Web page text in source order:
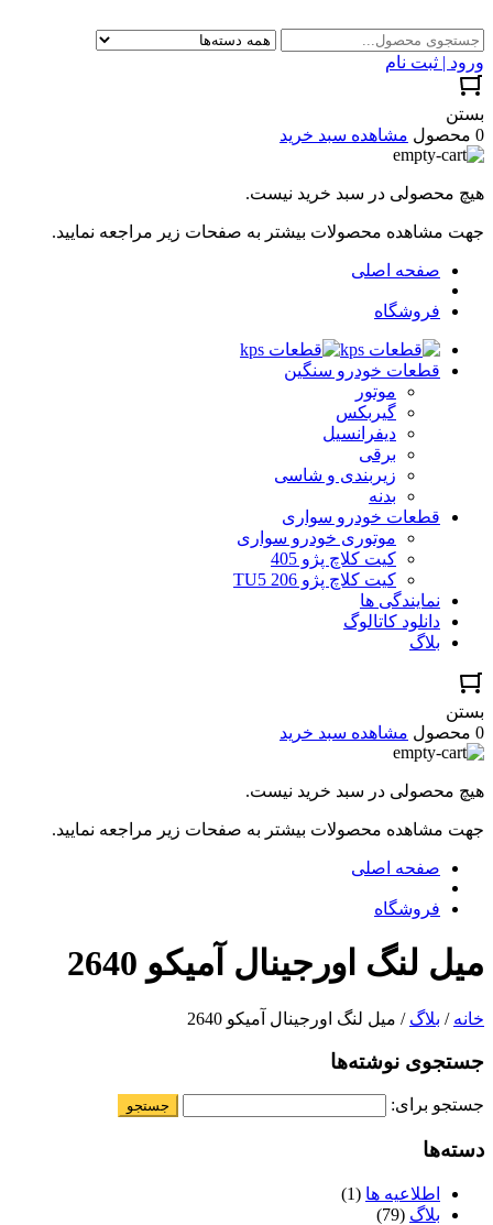
ورود | ثبت نام
بستن
0 محصول
مشاهده سبد خرید
هیچ محصولی در سبد خرید نیست.
جهت مشاهده محصولات بیشتر به صفحات زیر مراجعه نمایید.
صفحه اصلی
فروشگاه
قطعات خودرو سنگین
موتور
گیربکس
دیفرانسیل
برقی
زیربندی و شاسی
بدنه
قطعات خودرو سواری
موتوری خودرو سواری
کیت کلاچ پژو 405
کیت کلاچ پژو TU5 206
نمایندگی ها
دانلود کاتالوگ
بلاگ
بستن
0 محصول
مشاهده سبد خرید
هیچ محصولی در سبد خرید نیست.
جهت مشاهده محصولات بیشتر به صفحات زیر مراجعه نمایید.
صفحه اصلی
فروشگاه
میل لنگ اورجینال آمیکو 2640
خانه / بلاگ / میل لنگ اورجینال آمیکو 2640
جستجوی نوشته‌ها
جستجو برای:
دسته‌ها
اطلاعیه ها (1)
بلاگ (79)